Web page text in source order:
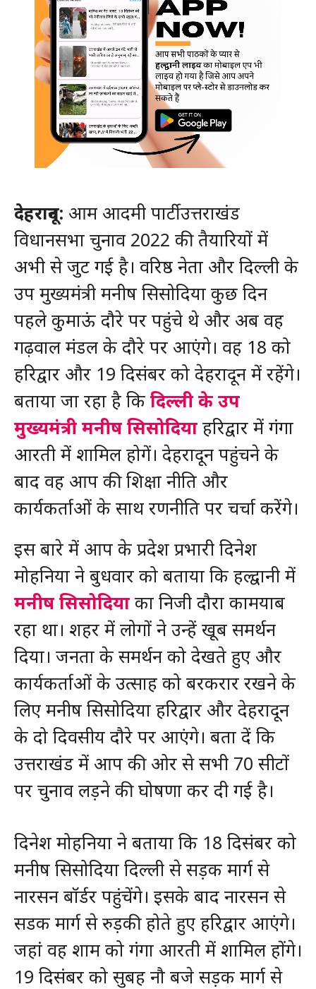
देहरादून: आम आदमी पार्टी उत्तराखंड
विधानसभा चुनाव 2022 की तैयारियों में
अभी से जुट गई है। वरिष्ठ नेता और दिल्ली के
उप मुख्यमंत्री मनीष सिसोदिया कुछ दिन
पहले कुमाऊं दौरे पर पहुंचे थे और अब वह
गढ़वाल मंडल के दौरे पर आएंगे। वह 18 को
हरिद्वार और 19 दिसंबर को देहरादून में रहेंगे।
बताया जा रहा है कि दिल्ली के उप
मुख्यमंत्री मनीष सिसोदियाहरिद्वार में गंगा
आरती में शामिल होगें। देहरादून पहुंचने के
बाद वह आप की शिक्षा नीति और
कार्यकर्ताओं के साथ रणनीति पर चर्चा करेंगे।
इस बारे में आप के प्रदेश प्रभारी दिनेश
मोहनिया ने बुधवार को बताया कि हल्द्वानी में
मनीष सिसोदियाका निजी दौरा कामयाब
रहा था। शहर में लोगों ने उन्हें खूब समर्थन
दिया। जनता के समर्थन को देखते हुए और
कार्यकर्ताओं के उत्साह को बरकरार रखने के
लिए मनीष सिसोदिया हरिद्वार और देहरादून
के दो दिवसीय दौरे पर आएंगे। बता दें कि
उत्तराखंड में आप की ओर से सभी 70 सीटों
पर चुनाव लड़ने की घोषणा कर दी गई है।
दिनेश मोहनिया ने बताया कि 18 दिसंबर को
मनीष सिसोदिया दिल्ली से सड़क मार्ग से
नारसन बॉर्डर पहुंचेंगे। इसके बाद नारसन से
सडक मार्ग से रुड़की होते हुए हरिद्वार आएंगे।
जहां वह शाम को गंगा आरती में शामिल होंगे।
19 दिसंबर को सुबह नौ बजे सड़क मार्ग से